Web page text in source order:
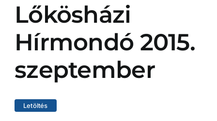
Lőkösházi
Hírmondó 2015.
szeptember
Letöltés